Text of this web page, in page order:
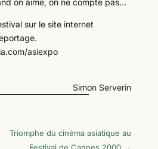
on aime, on ne compte pas…
sur le site internet
asiexpo
Simon Serverin
Triomphe du cinéma asiatique au